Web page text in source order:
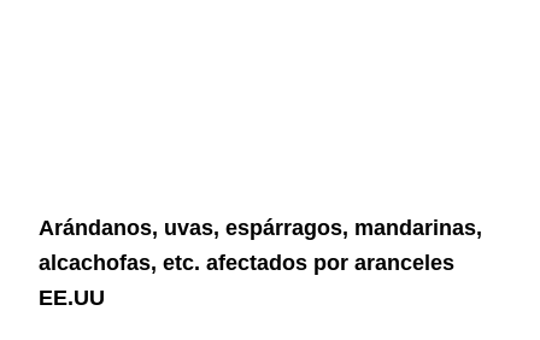
Arándanos, uvas, espárragos, mandarinas,
alcachofas, etc. afectados por aranceles
EE.UU